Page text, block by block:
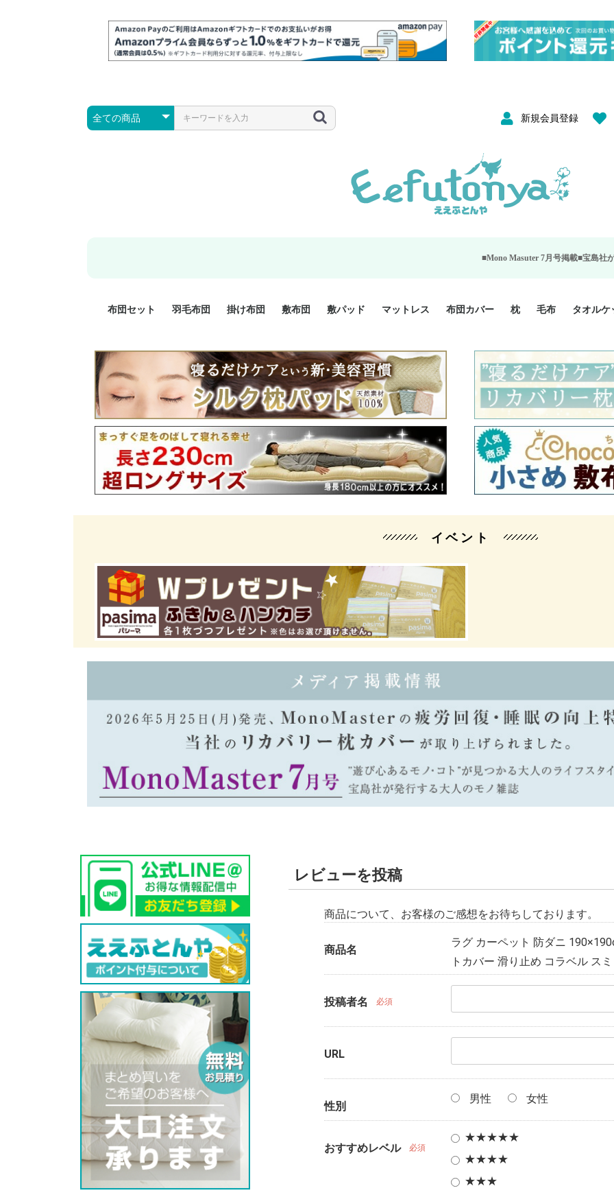
新規会員登録
■Mono Masuter 7月号掲載■宝島社が発行する大
布団セット
羽毛布団セット 2点セット
3点セット
4点セット
5点セット
6点セット
エクセルゴールド
ロイヤルゴールド
マザーダックダウン
小さい布団セット
大きい布団セット
掛け布団セット 2点セット
3点セット
4点セット
6点セット
敷布団セット 2点セット
3点セット
羽毛布団
プレミアムゴールド
ロイヤルゴールド
エクセルゴールド
ニューゴールド
マザーダックダウン
マザーグースダウン
スーパーロングサイズ
洗える羽毛布団
肌掛け布団
掛け布団
防ダニ掛け布団
洗える掛け布団
小さい掛け布団
大きい掛け布団
肌掛け布団
敷布団
防ダニ敷布団
小さい敷布団 70cm幅 ミニシングル
75cm幅 ショートセミシ
ングル
80cm幅 セミシングル
大きい敷布団
機能性敷布団
敷パッド
シングルサイズ敷パッド
小さい敷パッド
大きい敷パッド
シルク敷パッド
枕パッド
シルク枕パッド
除湿シート
接触冷感パッド
暖かパッド
ガーゼケット
オーガニックコットン
ベッドパッド
パッドセット
マットレス 布団カバー
掛け布団カバー ジュ
シン
シン
カバー
セミ
ー
ダブ
ダブ
バー
クィ
暖か
敷布団カバー ジュ
セミ
ー
シン
シン
バー
ダブ
枕カバー シル
BOXシーツ シン
シン
ツ
セミ
ダブ
スー
ツ
防ダニカバー
クッションカバー
オーガニックコットン
カバーセット カバ
カバ
枕
小さめ 35×50cm
やや小さめ 35×55cm
普通 43×63cm
大きめ 50×70cm
パイプ枕
高反発枕
低反発枕
機能性枕・その他枕
毛布 タオルケ
ハーフ
シング
セミダ
ダブル
接触冷感
天然素
イベント
レビューを投稿
商品について、お客様のご感想をお待ちしております。
商品名
ラグ カーペット 防ダニ
トカバー 滑り止め コラベル ス
投稿者名 必須
URL
性別
男性 女性
おすすめレベル 必須
★★★★★
★★★★
★★★